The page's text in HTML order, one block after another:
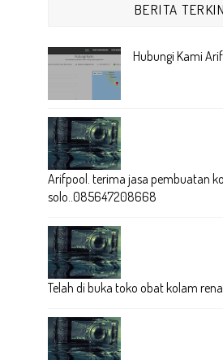
BERITA
Hubungi Kami
Arifpool. terima jasa pembuatan
solo..085647208668
Telah di buka toko obat kolam